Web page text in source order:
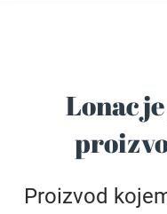
Lonac
Proizvod